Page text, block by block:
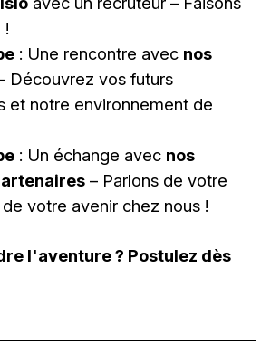
!
: Une rencontre avec nos
Découvrez vos futurs
et notre environnement de
: Un échange avec nos
– Parlons de votre
votre avenir chez nous !
l'aventure ? Postulez dès